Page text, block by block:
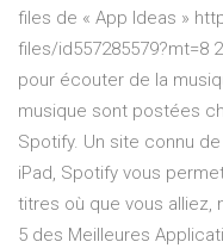
files de « App Ideas »
files/id557285579?mt=8
pour écouter de la
musique sont postées
Spotify. Un site connu
iPad, Spotify vous
titres où que vous alliez,
5 des Meilleures